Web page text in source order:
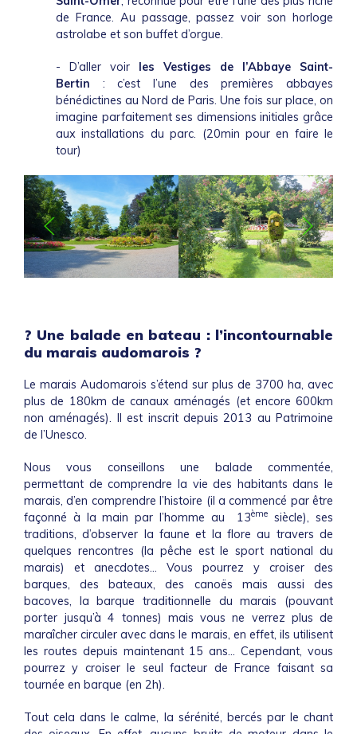
de France. Au passage, passez voir son horloge
astrolabe et son buffet d’orgue.
- D’aller voir les Vestiges de l’Abbaye Saint-
Bertin : c’est l’une des premières abbayes
bénédictines au Nord de Paris. Une fois sur place, on
imagine parfaitement ses dimensions initiales grâce
aux installations du parc. (20min pour en faire le
tour)
? Une balade en bateau : l’incontournable
du marais audomarois ?
Le marais Audomarois s’étend sur plus de 3700 ha, avec
plus de 180km de canaux aménagés (et encore 600km
non aménagés). Il est inscrit depuis 2013 au Patrimoine
de l’Unesco.
Nous vous conseillons une balade commentée,
permettant de comprendre la vie des habitants dans le
marais, d’en comprendre l’histoire (il a commencé par être
façonné à la main par l’homme au 13ème siècle), ses
traditions, d’observer la faune et la flore au travers de
quelques rencontres (la pêche est le sport national du
marais) et anecdotes… Vous pourrez y croiser des
barques, des bateaux, des canoës mais aussi des
bacoves, la barque traditionnelle du marais (pouvant
porter jusqu’à 4 tonnes) mais vous ne verrez plus de
maraîcher circuler avec dans le marais, en effet, ils utilisent
les routes depuis maintenant 15 ans… Cependant, vous
pourrez y croiser le seul facteur de France faisant sa
tournée en barque (en 2h).
Tout cela dans le calme, la sérénité, bercés par le chant